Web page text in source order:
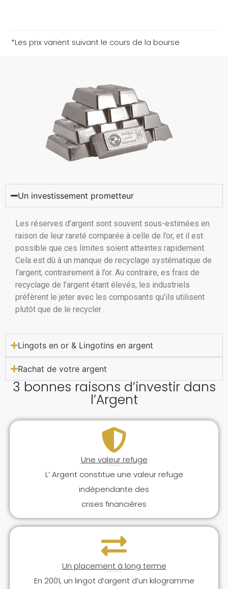
*Les prix varient suivant le cours de la bourse
Un investissement prometteur
Les réserves d’argent sont souvent sous-estimées en
raison de leur rareté comparée à celle de l’or, et il est
possible que ces limites soient atteintes rapidement.
Cela est dû à un manque de recyclage systématique de
l’argent, contrairement à l’or. Au contraire, es frais de
recyclage de l’argent étant élevés, les industriels
préfèrent le jeter avec les composants qu’ils utilisent
plutôt que de le recycler .
Lingots en or & Lingotins en argent
Rachat de votre argent
3 bonnes raisons d’investir dans
l’Argent
Une valeur refuge
L’ Argent constitue une valeur refuge
indépendante des
crises financières
Un placement à long terme
En 2001, un lingot d’argent d’un kilogramme